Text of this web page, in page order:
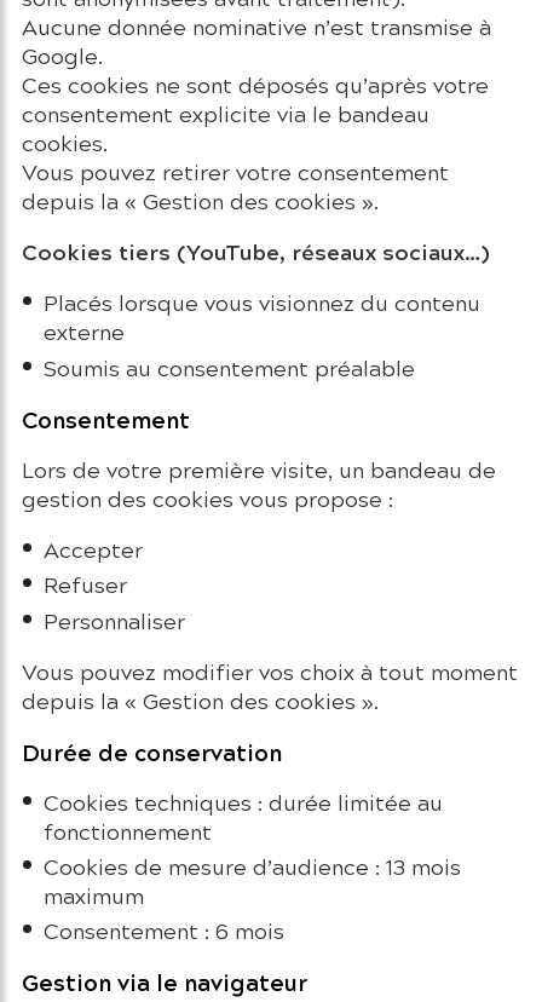
Aucune donnée nominative n’est transmise à
Google.
Ces cookies ne sont déposés qu’après votre
consentement explicite via le bandeau
cookies.
Vous pouvez retirer votre consentement
depuis la « Gestion des cookies ».
Cookies tiers (YouTube, réseaux sociaux…)
Placés lorsque vous visionnez du contenu
externe
Soumis au consentement préalable
Consentement
Lors de votre première visite, un bandeau de
gestion des cookies vous propose :
Accepter
Refuser
Personnaliser
Vous pouvez modifier vos choix à tout moment
depuis la « Gestion des cookies ».
Durée de conservation
Cookies techniques : durée limitée au
fonctionnement
Cookies de mesure d’audience : 13 mois
maximum
Consentement : 6 mois
Gestion via le navigateur